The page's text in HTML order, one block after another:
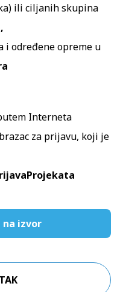
ili ciljanih skupina
i određene opreme u
Interneta
za prijavu, koji je
na izvor